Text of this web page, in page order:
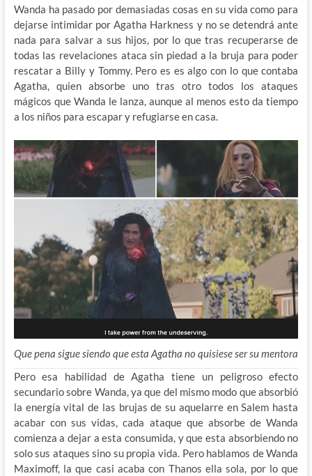
Wanda ha pasado por demasiadas cosas en su vida como para
dejarse intimidar por Agatha Harkness y no se detendrá ante
nada para salvar a sus hijos, por lo que tras recuperarse de
todas las revelaciones ataca sin piedad a la bruja para poder
rescatar a Billy y Tommy. Pero es es algo con lo que contaba
Agatha, quien absorbe uno tras otro todos los ataques
mágicos que Wanda le lanza, aunque al menos esto da tiempo
a los niños para escapar y refugiarse en casa.
Que pena sigue siendo que esta Agatha no quisiese ser su mentora
Pero esa habilidad de Agatha tiene un peligroso efecto
secundario sobre Wanda, ya que del mismo modo que absorbió
la energía vital de las brujas de su aquelarre en Salem hasta
acabar con sus vidas, cada ataque que absorbe de Wanda
comienza a dejar a esta consumida, y que esta absorbiendo no
solo sus ataques sino su propia vida. Pero hablamos de Wanda
Maximoff, la que casi acaba con Thanos ella sola, por lo que